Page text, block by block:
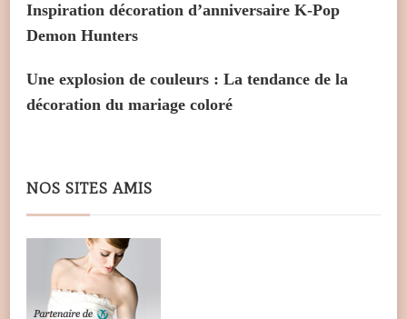
Inspiration décoration d’anniversaire K-Pop
Demon Hunters
Une explosion de couleurs : La tendance de la
décoration du mariage coloré
NOS SITES AMIS